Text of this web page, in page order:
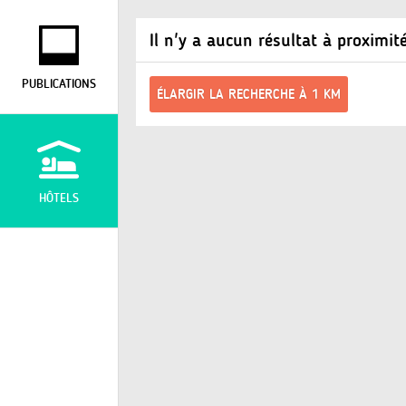
PUBLICATIONS
HÔTELS
Il n'y a aucun résultat à
ÉLARGIR LA RECHERCHE À 1 KM